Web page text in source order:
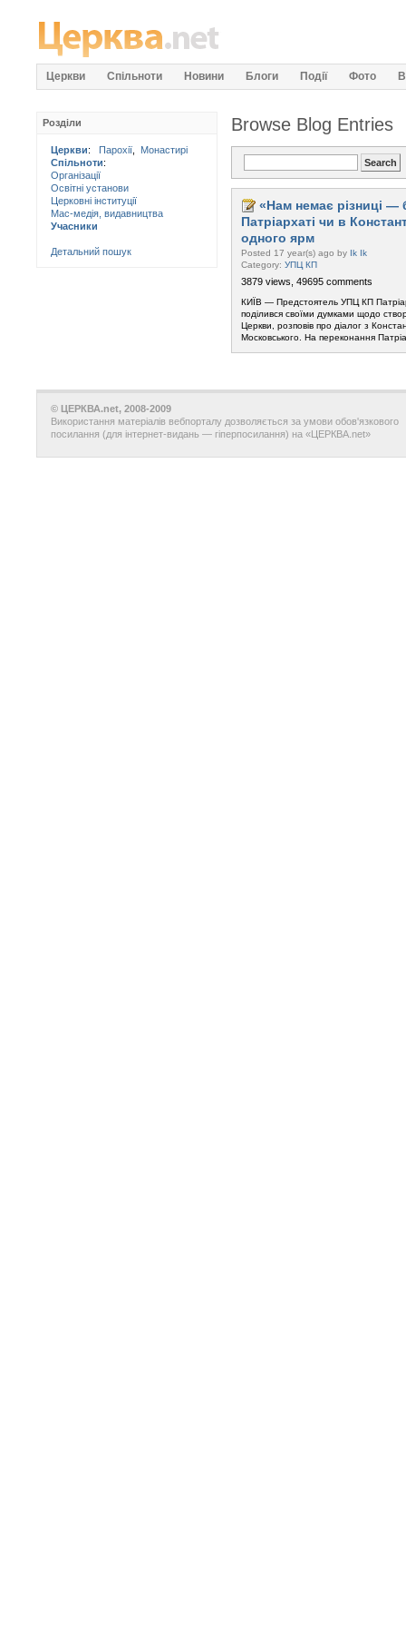
Церкви Спільноти Новини Блоги Події Фото
Розділи
Церкви: Парохії
Монастирі
Спільноти:
Організації
Освітні установи
Церковні інституції
Мас-медія, видавництва
Учасники
Детальний пошук
Browse Blog Entries
«Нам немає різниці
Патріархаті чи в
одного ярм
Posted 17 year(s) ago by Ik Ik
Category: УПЦ КП
3879 views, 49695 comments
КИЇВ — Предстоятель УПЦ КП
поділився своїми думками щодо
Церкви, розповів про діалог з
Московського. На переконання
© ЦЕРКВА.net, 2008-2009
Використання матеріалів вебпорталу дозволяється за умови обов'язкового
посилання (для інтернет-видань — гіперпосилання) на «ЦЕРКВА.net»